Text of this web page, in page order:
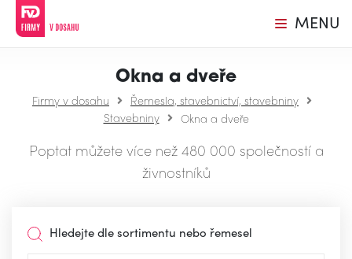
MENU
Okna a dveře
Firmy v dosahu
Řemesla, stavebnictví, stavebniny
Stavebniny
Okna a dveře
Poptat můžete více než 480 000 společností a
živnostníků
Hledejte dle sortimentu nebo řemesel